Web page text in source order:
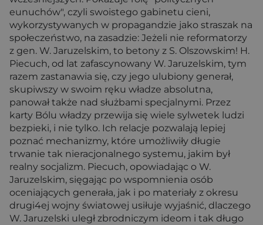
eunuchów", czyli swoistego gabinetu cieni,
wykorzystywanych w propagandzie jako straszak na
społeczeństwo, na zasadzie: Jeżeli nie reformatorzy
z gen. W. Jaruzelskim, to betony z S. Olszowskim! H.
Piecuch, od lat zafascynowany W. Jaruzelskim, tym
razem zastanawia się, czy jego ulubiony generał,
skupiwszy w swoim ręku władze absolutna,
panował także nad służbami specjalnymi. Przez
karty Bólu władzy przewija się wiele sylwetek ludzi
bezpieki, i nie tylko. Ich relacje pozwalają lepiej
poznać mechanizmy, które umożliwiły długie
trwanie tak nieracjonalnego systemu, jakim był
realny socjalizm. Piecuch, opowiadając o W.
Jaruzelskim, sięgając po wspomnienia osób
oceniających generała, jak i po materiały z okresu
drugi4ej wojny światowej usiłuje wyjaśnić, dlaczego
W. Jaruzelski uległ zbrodniczym ideom i tak długo